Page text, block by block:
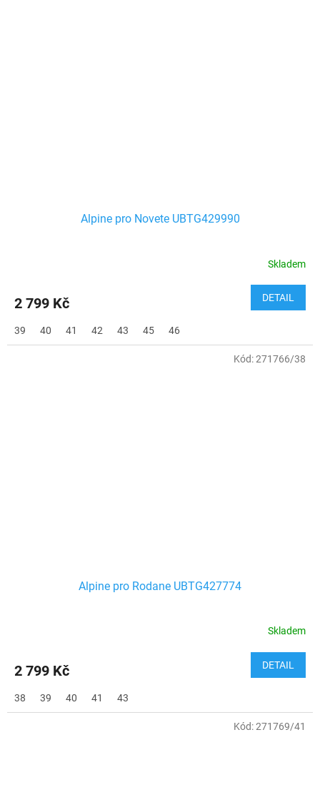
Alpine pro Novete UBTG429990
Skladem
2 799 Kč DETAIL
39 40 41 42 43 45 46
Alpine pro Rodane UBTG427774
Skladem
2 799 Kč DETAIL
38 39 40 41 43
Kód:271766/38
Kód:271769/41